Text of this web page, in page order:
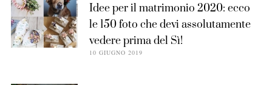
Idee per il matrimonio 2020: ecco
le 150 foto che devi assolutamente
vedere prima del Sì!
10 GIUGNO 2019